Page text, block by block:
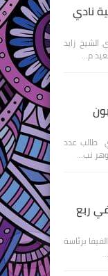
نادي
زايد
م…
طالب عدد
نب…
ربع
برئاسة